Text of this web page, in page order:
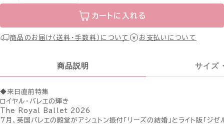
カートに入れる
商品のお届け（送料・手数料）について お支払いについて
商品説明 サイズ
◆来日直前特集
ロイヤル・バレエの輝き
The Royal Ballet 2026
7月、英国バレエの殿堂がアシュトン振付「リーズの結婚」とライト版「ジゼ